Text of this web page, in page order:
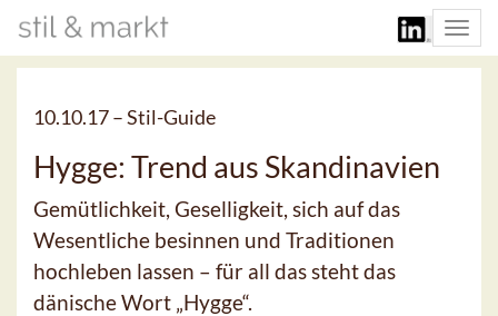
10.10.17 –Stil-Guide
Hygge: Trend aus Skandinavien
Gemütlichkeit, Geselligkeit, sich auf das
Wesentliche besinnen und Traditionen
hochleben lassen – für all das steht das
dänische Wort „Hygge“.